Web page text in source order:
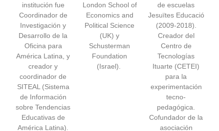
institución fue
Coordinador de
Investigación y
Desarrollo de la
Oficina para
América Latina, y
creador y
coordinador de
SITEAL (Sistema
de Información
sobre Tendencias
Educativas de
América Latina).
London School of
Economics and
Political Science
(UK) y
Schusterman
Foundation
(Israel).
de escuelas
Jesuïtes Educació
(2009-2018).
Creador del
Centro de
Tecnologías
Ituarte (CETEI)
para la
experimentación
tecno-
pedagógica.
Cofundador de la
asociación